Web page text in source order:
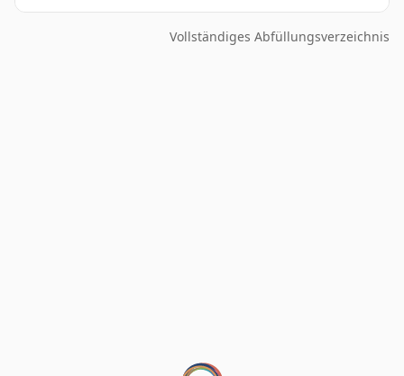
Vollständiges Abfüllungsverzeichnis